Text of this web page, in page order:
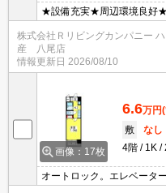
★設備充実★周辺環境良好
株式会社Ｒリビングカンパニー
産 八尾店
情報更新日 2026/08/10
画像：17枚
6.6万円
敷
なし
4階
1K
オートロック。エレベータ